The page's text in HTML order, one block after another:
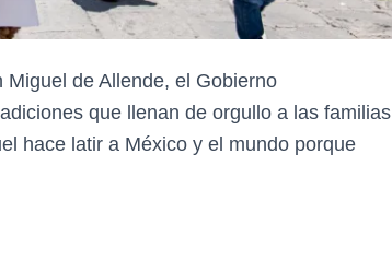
de Allende, el Gobierno
que llenan de orgullo a las familias
hace latir a México y el mundo porque